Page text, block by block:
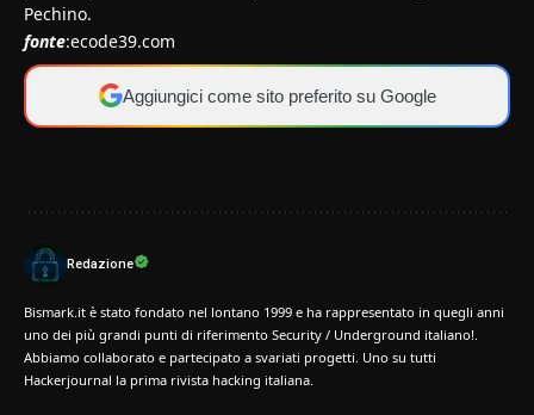
Pechino.
fonte:ecode39.com
Aggiungici come sito preferito su Google
Redazione
Bismark.it è stato fondato nel lontano 1999 e ha rappresentato in quegli anni
uno dei più grandi punti di riferimento Security / Underground italiano!.
Abbiamo collaborato e partecipato a svariati progetti. Uno su tutti
Hackerjournal la prima rivista hacking italiana.